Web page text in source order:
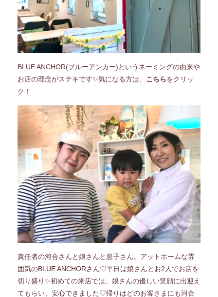
BLUE ANCHOR(ブルーアンカー)というネーミングの由来や
お店の理念がステキです✨気になる方は、 こちらをクリッ
ク！
責任者の河合さんと娘さんと息子さん。アットホームな雰
囲気のBLUE ANCHORさん♡平日は娘さんとお2人でお店を
切り盛り✨初めての来店では、娘さんの優しい笑顔に出迎え
てもらい、安心できました♡帰りはどのお客さまにも河合